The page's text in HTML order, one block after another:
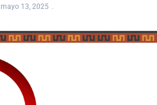
mayo 13, 2025